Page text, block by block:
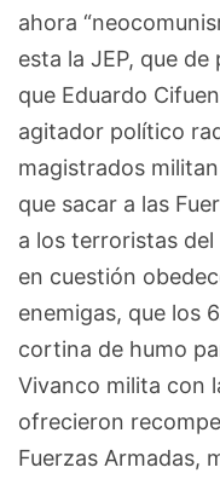
ahora
esta la JEP, que de
que Eduardo
agitador político
magistrados
que sacar a las
a los terroristas
en cuestión
enemigas, que los
cortina de humo
Vivanco milita con
ofrecieron
Fuerzas Armadas,